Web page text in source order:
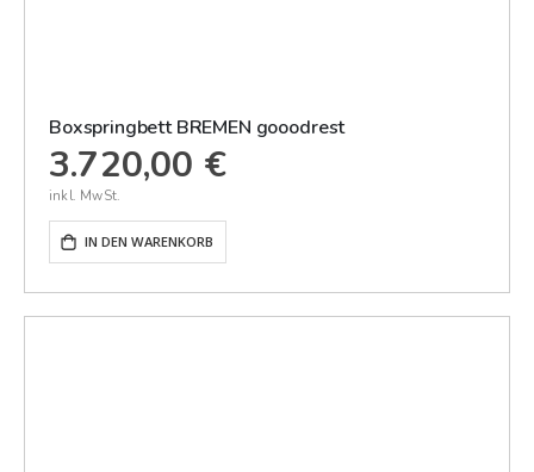
Boxspringbett BREMEN gooodrest
3.720,00 €
IN DEN WARENKORB